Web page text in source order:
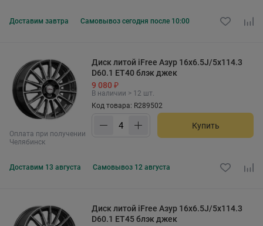
Доставим завтра Самовывоз сегодня после 10:00
Оплата при получении
Челябинск
Диск литой iFree Азур 16x6.5J/5x114.3
D60.1 ET40 блэк джек
9 080 ₽
В наличии > 12 шт.
Код товара: R289502
Купить
Доставим 13 августа Самовывоз 12 августа
Диск литой iFree Азур 16x6.5J/5x114.3
D60.1 ET45 блэк джек